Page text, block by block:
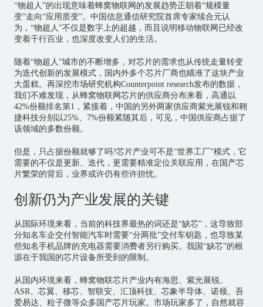
“物超人”的出现意味着蜂窝物联网的发展趋势正朝着“规模量
变”走向“应用质变”。中国信息通信研究院首席专家续合元认
为，“物超人”不仅是数字上的超越，而且说明移动物联网已经改
变着千行百业，也深度改变人们的生活。
随着“物超人”城市的不断增多，对芯片的需求也从传统走量转变
为迭代创新的发展模式，国内外多个芯片厂商也瞄准了这块产业
大蛋糕。再深挖市场研究机构Counterpoint research发布的数据，
我们不难发现，从蜂窝物联网芯片的供应商分布来看，高通以
42%份额排名第1，紧接着，中国的另外两家供应商紫光展锐和翱
捷科技分别以25%、7%份额紧随其后，可见，中国供应商占据了
该领域的多数份额。
但是，只占据份额就够了吗?芯片产业可不是“世界工厂”模式，它
需要的不仅是更新、迭代，更需要精准定位关联应用，在国产芯
片繁荣的背后，业界或许仍有些许担忧。
创新仍为产业发展的关键
从国际环境来看，当前的科技界最热的词还是“缺芯”，这导致部
分知名车企交付智能汽车时需要“分两批”交付车钥匙，也导致某
些知名手机品牌的充电器需要消费者另行购买。我国“缺芯”的根
源在于我国的芯片设备所受到的限制。
从国内环境来看，蜂窝物联芯片产业内有海思、紫光展锐、
ASR、芯翼、移芯、智联安、汇顶科技、芯象半导体、诺领、吾
爱易达、粒子微等众多国产芯片玩家。市场玩家多了，自然就容